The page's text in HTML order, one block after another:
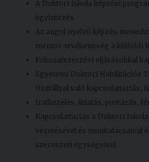
A Doktori iskola képzési
ügyintézés
Az angol nyelvű képzés
mentor-tevékenység a külföldi
Fokozatszerzési eljárásokkal
Egyetemi Doktori Habilitációs
Osztállyal való kapcsolattartás,
Iratkezelés, iktatás, postázás,
Kapcsolattartás a Doktori Iskola
vezetésével és munkatársaival
szervezeti egységeivel